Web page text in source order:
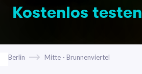
Kostenlos testen
Berlin Mitte - Brunnenviertel